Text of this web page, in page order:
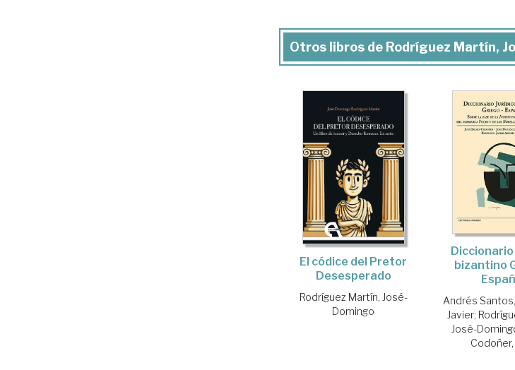
Otros libros de Rodríguez Martín,
El códice del Pretor
Desesperado
Rodríguez Martín, José-
Domingo
bizantino
Andrés
Javier;
José-
Codoñer,